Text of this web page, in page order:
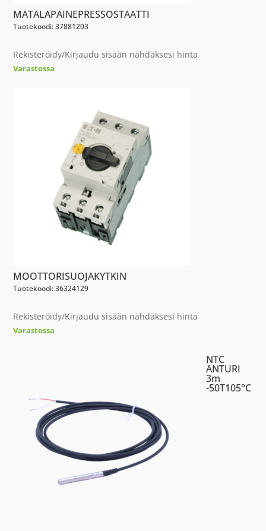
MATALAPAINEPRESSOSTAATTI
Tuotekoodi: 37881203
Rekisteröidy/Kirjaudu sisään nähdäksesi hinta
Varastossa
MOOTTORISUOJAKYTKIN
Tuotekoodi: 36324129
Rekisteröidy/Kirjaudu sisään nähdäksesi hinta
Varastossa
NTC
ANTURI
3m
-50T105°C